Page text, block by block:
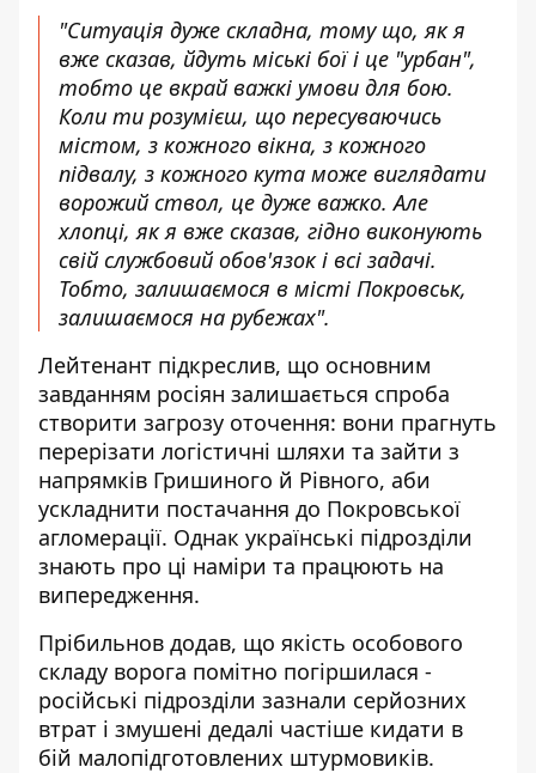
"Ситуація дуже складна, тому що, як я
вже сказав, йдуть міські бої і це "урбан",
тобто це вкрай важкі умови для бою.
Коли ти розумієш, що пересуваючись
містом, з кожного вікна, з кожного
підвалу, з кожного кута може виглядати
ворожий ствол, це дуже важко. Але
хлопці, як я вже сказав, гідно виконують
свій службовий обов'язок і всі задачі.
Тобто, залишаємося в місті Покровськ,
залишаємося на рубежах".
Лейтенант підкреслив, що основним
завданням росіян залишається спроба
створити загрозу оточення: вони прагнуть
перерізати логістичні шляхи та зайти з
напрямків Гришиного й Рівного, аби
ускладнити постачання до Покровської
агломерації. Однак українські підрозділи
знають про ці наміри та працюють на
випередження.
Прібильнов додав, що якість особового
складу ворога помітно погіршилася -
російські підрозділи зазнали серйозних
втрат і змушені дедалі частіше кидати в
бій малопідготовлених штурмовиків.